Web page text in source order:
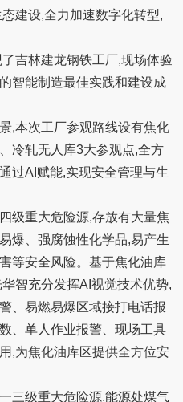
建设,全力加速数字化转型,
吉林建龙钢铁工厂,现场体验
智能制造最佳实践和建设成
,本次工厂参观路线设有焦化
冷轧无人库3大参观点,全方
过AI赋能,实现安全管理与生
级重大危险源,存放有大量焦
爆、强腐蚀性化学品,易产生
等安全风险。基于焦化油库
智充分发挥AI视觉技术优势,
、易燃易爆区域接打电话报
、单人作业报警、现场工具
,为焦化油库区提供全方位安
三级重大危险源,能源处煤气